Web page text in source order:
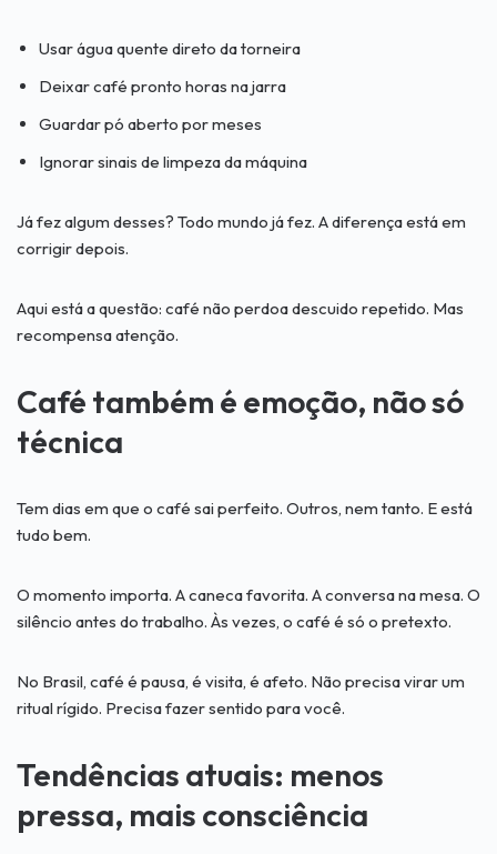
Usar água quente direto da torneira
Deixar café pronto horas na jarra
Guardar pó aberto por meses
Ignorar sinais de limpeza da máquina
Já fez algum desses? Todo mundo já fez. A diferença está em
corrigir depois.
Aqui está a questão: café não perdoa descuido repetido. Mas
recompensa atenção.
Café também é emoção, não só
técnica
Tem dias em que o café sai perfeito. Outros, nem tanto. E está
tudo bem.
O momento importa. A caneca favorita. A conversa na mesa. O
silêncio antes do trabalho. Às vezes, o café é só o pretexto.
No Brasil, café é pausa, é visita, é afeto. Não precisa virar um
ritual rígido. Precisa fazer sentido para você.
Tendências atuais: menos
pressa, mais consciência